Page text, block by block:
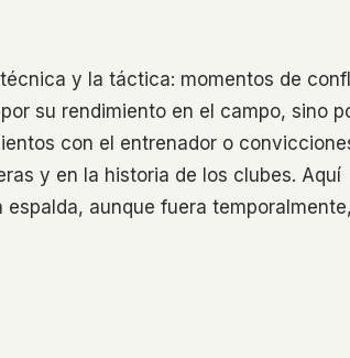
y la táctica: momentos de
su rendimiento en el campo, sino
con el entrenador o
y en la historia de los clubes. Aquí
aunque fuera